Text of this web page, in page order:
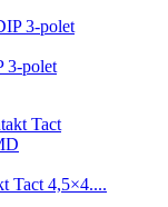
3-polet
Tact 4,5×4....